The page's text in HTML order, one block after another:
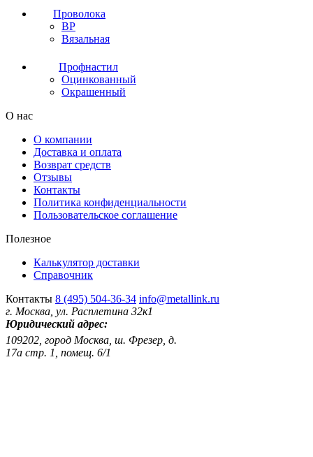
Проволока
ВР
Вязальная
Профнастил
Оцинкованный
Окрашенный
О нас
О компании
Доставка и оплата
Возврат средств
Отзывы
Контакты
Политика конфиденциальности
Пользовательское соглашение
Полезное
Калькулятор доставки
Справочник
Контакты 8 (495) 504-36-34 info@metallink.ru
г. Москва, ул. Расплетина 32к1
Юридический адрес:
109202, город Москва, ш. Фрезер, д.
17а стр. 1, помещ. 6/1